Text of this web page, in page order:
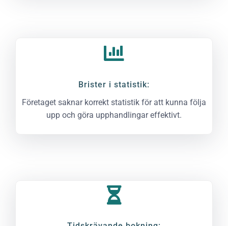
Brister i statistik:
Företaget saknar korrekt statistik för att kunna följa
upp och göra upphandlingar effektivt.